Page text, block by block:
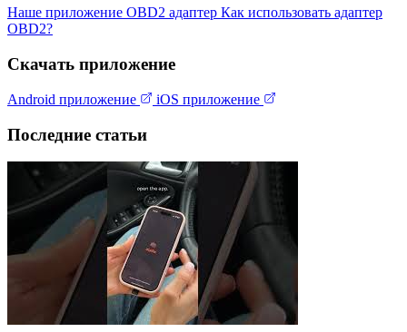
Наше приложение OBD2 адаптер Как использовать адаптер
OBD2?
Скачать приложение
Android приложение iOS приложение
Последние статьи